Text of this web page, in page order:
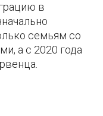
в
семьям со
а с 2020 года